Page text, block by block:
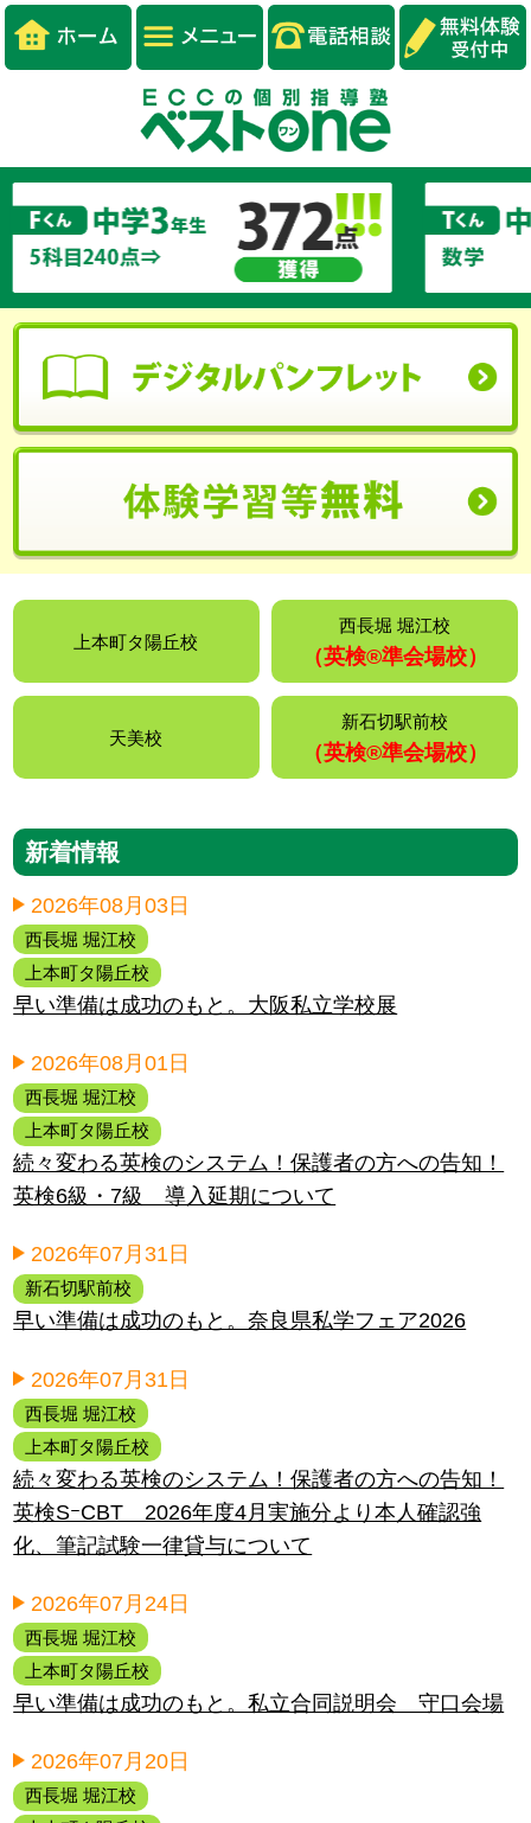
上本町タ陽丘校
西長堀 堀江校
（英検®️準会場校）
天美校
新石切駅前校
（英検®️準会場校）
新着情報
2026年08月03日
西長堀 堀江校
上本町タ陽丘校
早い準備は成功のもと。大阪私立学校展
2026年08月01日
西長堀 堀江校
上本町タ陽丘校
続々変わる英検のシステム！保護者の方への告知！
英検6級・7級 導入延期について
2026年07月31日
新石切駅前校
早い準備は成功のもと。奈良県私学フェア2026
2026年07月31日
西長堀 堀江校
上本町タ陽丘校
続々変わる英検のシステム！保護者の方への告知！
英検SｰCBT 2026年度4月実施分より本人確認強
化、筆記試験一律貸与について
2026年07月24日
西長堀 堀江校
上本町タ陽丘校
早い準備は成功のもと。私立合同説明会 守口会場
2026年07月20日
西長堀 堀江校